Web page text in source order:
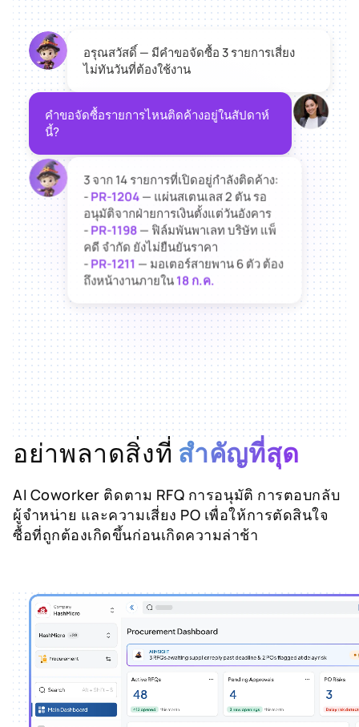
อรุณสวัสดิ์ — มีคำขอจัดซื้อ 3 รายการเสี่ยง
ไม่ทันวันที่ต้องใช้งาน
คำขอจัดซื้อรายการไหนติดค้างอยู่ในสัปดาห์
นี้?
3 จาก 14 รายการที่เปิดอยู่กำลังติดค้าง:
-PR-1204— แผ่นสเตนเลส 2 ตัน รอ
อนุมัติจากฝ่ายการเงินตั้งแต่วันอังคาร
-PR-1198— ฟิล์มพันพาเลท บริษัท แพ็
คดี จำกัด ยังไม่ยืนยันราคา
-PR-1211 — มอเตอร์สายพาน 6 ตัว ต้อง
ถึงหน้างานภายใน18 ก.ค.
PR-1211 เร่งด่วนที่สุด ให้ฉันขอใบเสนอ
ราคาจากซัพพลายเออร์มอเตอร์ที่ขึ้น
ทะเบียนไว้ 3 รายภายในวันนี้เลยไหม?
อย่าพลาดสิ่งที่ สำคัญที่สุด
AI Coworker ติดตาม RFQ การอนุมัติ การตอบกลับ
ผู้จำหน่าย และความเสี่ยง PO เพื่อให้การตัดสินใจ
ซื้อที่ถูกต้องเกิดขึ้นก่อนเกิดความล่าช้า